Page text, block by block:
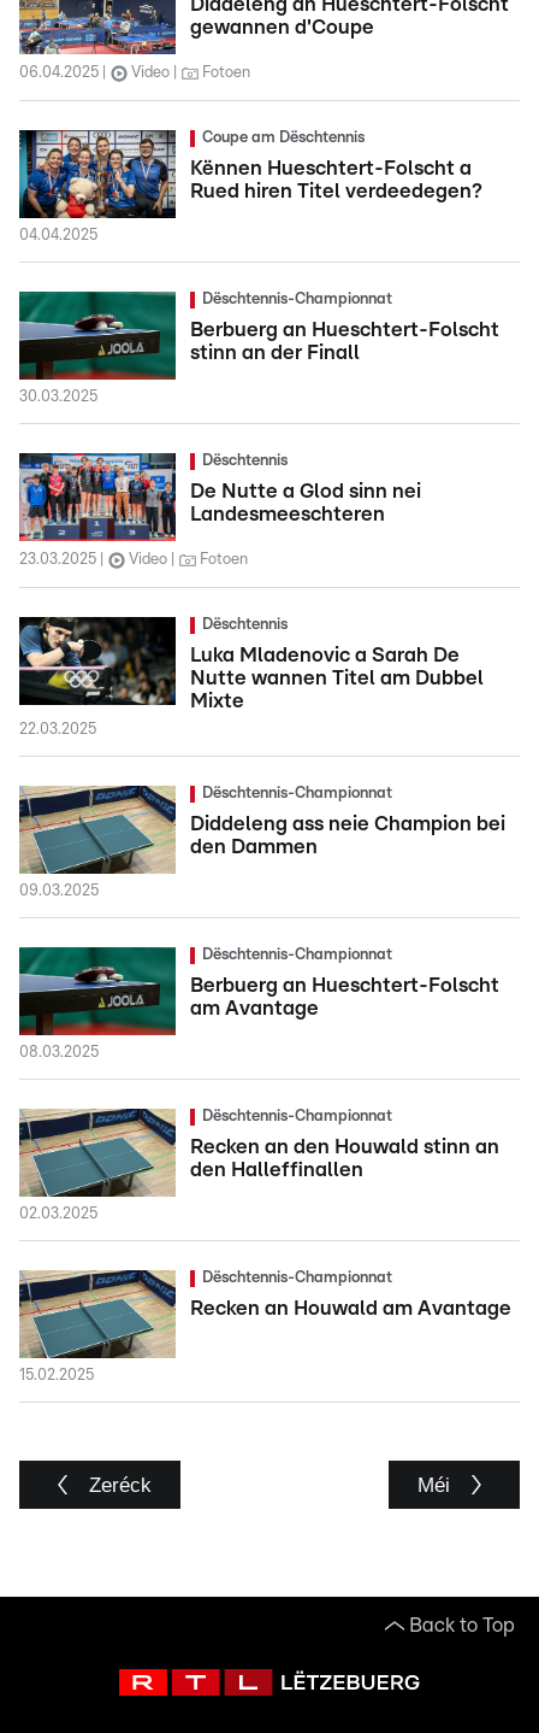
Diddeleng an Hueschtert-Folscht
gewannen d'Coupe
06.04.2025 Video Fotoen
Coupe am Dëschtennis
Kënnen Hueschtert-Folscht a
Rued hiren Titel verdeedegen?
04.04.2025
Dëschtennis-Championnat
Berbuerg an Hueschtert-Folscht
stinn an der Finall
30.03.2025
Dëschtennis
De Nutte a Glod sinn nei
Landesmeeschteren
23.03.2025 Video Fotoen
Dëschtennis
Luka Mladenovic a Sarah De
Nutte wannen Titel am Dubbel
Mixte
22.03.2025
Dëschtennis-Championnat
Diddeleng ass neie Champion bei
den Dammen
09.03.2025
Dëschtennis-Championnat
Berbuerg an Hueschtert-Folscht
am Avantage
08.03.2025
Dëschtennis-Championnat
Recken an den Houwald stinn an
den Halleffinallen
02.03.2025
Dëschtennis-Championnat
Recken an Houwald am Avantage
15.02.2025
Zeréck Méi
Back to Top